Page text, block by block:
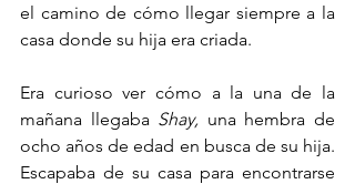
el camino de cómo llegar siempre a la
casa donde su hija era criada.
Era curioso ver cómo a la una de la
mañana llegaba Shay, una hembra de
ocho años de edad en busca de su hija.
Escapaba de su casa para encontrarse